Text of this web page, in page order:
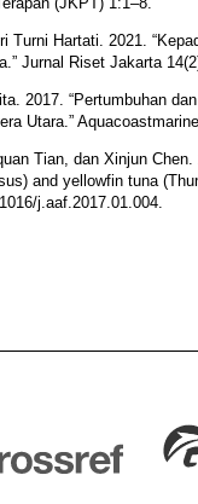
Turni Hartati. 2021.
Jurnal Riset Jakarta
2017. “Pertumbuhan
Utara.” Aquacoastmarine
Tian, dan Xinjun
and yellowfin tuna
j.aaf.2017.01.004.